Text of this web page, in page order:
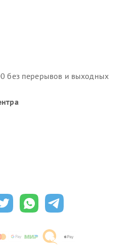
без перерывов и выходных